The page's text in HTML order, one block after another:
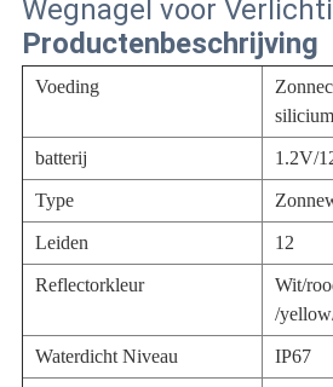
Wegnagel voor
Productenbeschrijving
Voeding
batterij 1.2V/
Type
Leiden 12
Reflectorkleur
Wit/
/
Waterdicht Niveau IP67